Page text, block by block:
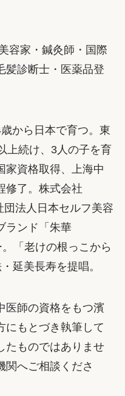
容家・鍼灸師・国際
髪診断士・医薬品登
から日本で育つ。東
上続け、3人の子を育
家資格取得、上海中
修了。株式会社
法人日本セルフ美容
ランド「朱華
「老けの根っこから
延美長寿を提唱。
医師の資格をもつ濱
にもとづき執筆して
たものではありませ
関へご相談くださ